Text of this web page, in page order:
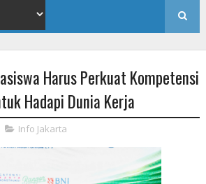
Harus Perkuat Kompetensi
Hadapi Dunia Kerja
Info Jakarta